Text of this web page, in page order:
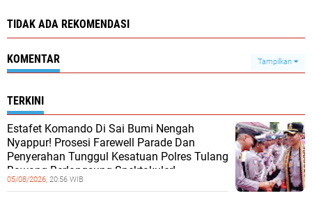
TIDAK ADA REKOMENDASI
KOMENTAR Tampilkan
TERKINI
Estafet Komando Di Sai Bumi Nengah
Nyappur! Prosesi Farewell Parade Dan
Penyerahan Tunggul Kesatuan Polres Tulang
Bawang Berlangsung Spektakuler!
05/08/2026, 20:56 WIB